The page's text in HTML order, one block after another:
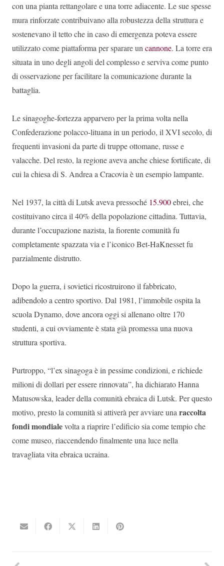
con una pianta rettangolare e una torre adiacente. Le sue spesse
mura rinforzate contribuivano alla robustezza della struttura e
sostenevano il tetto che in caso di emergenza poteva essere
utilizzato come piattaforma per sparare uncannone. La torre era
situata in uno degli angoli del complesso e serviva come punto
di osservazione per facilitare la comunicazione durante la
battaglia.
Le sinagoghe-fortezza apparvero per la prima volta nella
Confederazione polacco-lituana in un periodo, il XVI secolo, di
frequenti invasioni da parte di truppe ottomane, russe e
valacche. Del resto, la regione aveva anche chiese fortificate, di
cui la chiesa di S. Andrea a Cracovia è un esempio lampante.
Nel 1937, la città di Lutsk aveva pressoché 15.900ebrei, che
costituivano circa il 40% della popolazione cittadina. Tuttavia,
durante l’occupazione nazista, la fiorente comunità fu
completamente spazzata via e l’iconico Bet-HaKnesset fu
parzialmente distrutto.
Dopo la guerra, i sovietici ricostruirono il fabbricato,
adibendolo a centro sportivo. Dal 1981, l’immobile ospita la
scuola Dynamo, dove ancora oggi si allenano oltre 170
studenti, a cui ovviamente è stata già promessa una nuova
struttura sportiva.
Purtroppo, “l’ex sinagoga è in pessime condizioni, e richiede
milioni di dollari per essere rinnovata”, ha dichiarato Hanna
Matusowska, leader della comunità ebraica di Lutsk. Per questo
motivo, presto la comunità si attiverà per avviare unaraccolta
fondi mondialevolta a riaprire l’edificio sia come tempio che
come museo, riaccendendo finalmente una luce nella
travagliata vita ebraica ucraina.